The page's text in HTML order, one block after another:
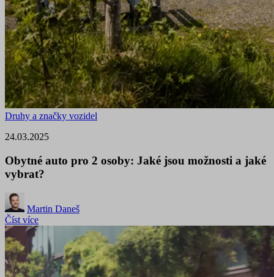
Druhy a značky vozidel
24.03.2025
Obytné auto pro 2 osoby: Jaké jsou možnosti a jaké
vybrat?
Martin Daneš
Číst více